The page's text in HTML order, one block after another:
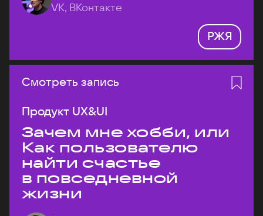
VK, ВКонтакте
РЖЯ
Смотреть запись
Продукт UX&UI
Зачем мне хобби, или
Как пользователю
найти счастье
в повседневной
жизни